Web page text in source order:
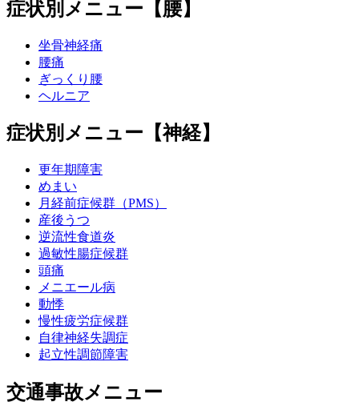
症状別メニュー【腰】
坐骨神経痛
腰痛
ぎっくり腰
ヘルニア
症状別メニュー【神経】
更年期障害
めまい
月経前症候群（PMS）
産後うつ
逆流性食道炎
過敏性腸症候群
頭痛
メニエール病
動悸
慢性疲労症候群
自律神経失調症
起立性調節障害
交通事故メニュー